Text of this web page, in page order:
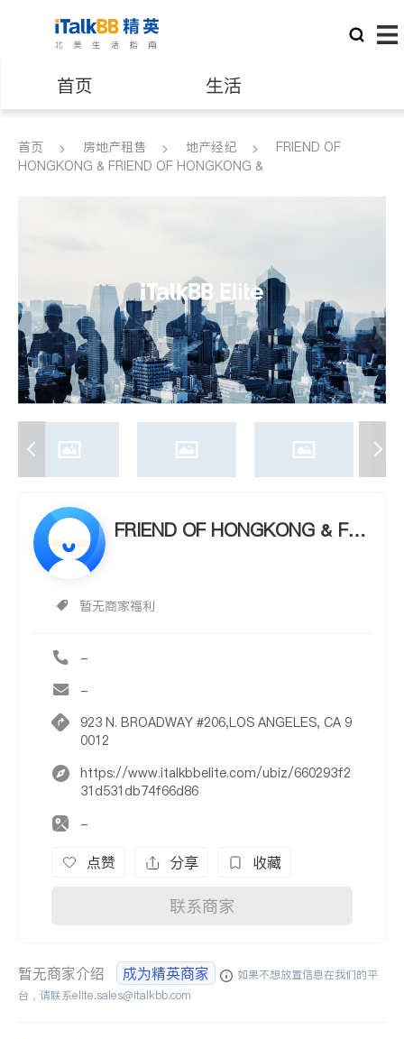
首页 生活
医生 律师
养老 非盈利组织
首页 房地产租售 地产经纪
FRIEND OF
HONGKONG & FRIEND OF HONGKONG &
FRIEND OF HONGKONG & FRI
暂无商家福利
-
-
923 N. BROADWAY #206,LOS ANGELES, CA 9
0012
https://www.italkbbelite.com/ubiz/660293f2
31d531db74f66d86
-
点赞 分享 收藏
联系商家
暂无商家介绍 成为精英商家
如果不想放置信息在我们的平
台，请联系elite.sales@italkbb.com